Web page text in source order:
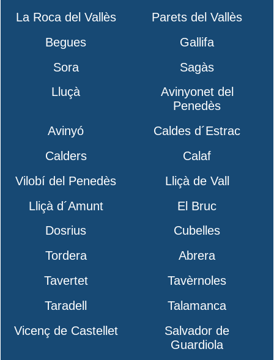
La Roca del Vallès
Parets del Vallès
Begues
Gallifa
Sora
Sagàs
Lluçà
Avinyonet del
Penedès
Avinyó
Caldes d´Estrac
Calders
Calaf
Vilobí del Penedès
Lliçà de Vall
Lliçà d´Amunt
El Bruc
Dosrius
Cubelles
Tordera
Abrera
Tavertet
Tavèrnoles
Taradell
Talamanca
Vicenç de Castellet
Salvador de
Guardiola